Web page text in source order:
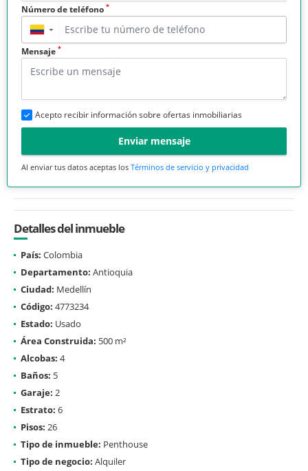
Número de teléfono *
▼
Mensaje *
Acepto recibir información sobre ofertas inmobiliarias
Enviar mensaje
Al enviar tus datos aceptas los Términos de servicio y privacidad
Detalles del inmueble
País: Colombia
Departamento: Antioquia
Ciudad: Medellín
Código: 4773234
Estado: Usado
Área Construida: 500 m²
Alcobas: 4
Baños: 5
Garaje: 2
Estrato: 6
Pisos: 26
Tipo de inmueble: Penthouse
Tipo de negocio: Alquiler